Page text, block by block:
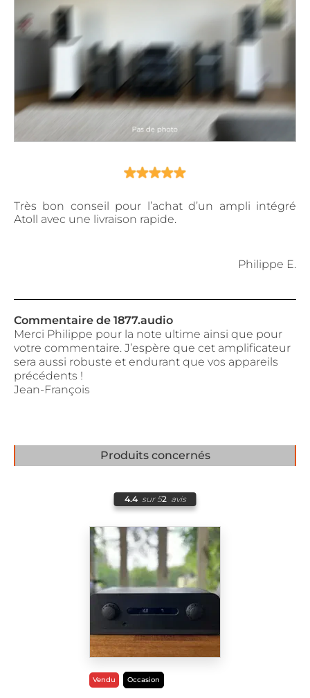
Très bon conseil pour l’achat d’un ampli intégré
Atoll avec une livraison rapide.
Philippe E.
Commentaire de 1877.audio
Merci Philippe pour la note ultime ainsi que pour
votre commentaire. J’espère que cet amplificateur
sera aussi robuste et endurant que vos appareils
précédents !
Jean-François
Produits concernés
4.4 sur 52 avis
Vendu Occasion